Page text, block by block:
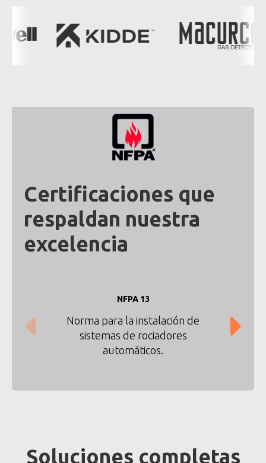
Certificaciones que
respaldan nuestra
excelencia
NFPA 13
Norma para la instalación de
sistemas de rociadores
automáticos.
Soluciones completas